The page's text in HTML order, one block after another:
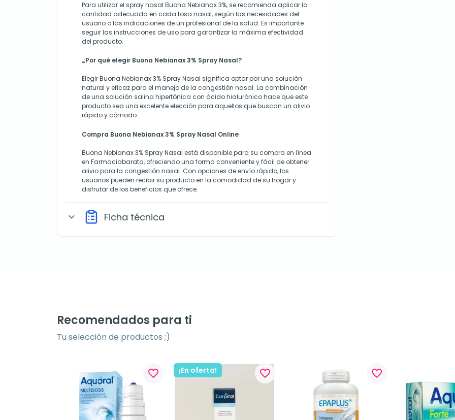
Para utilizar el spray nasal Buona Nebianax 3%, se recomienda aplicar la
cantidad adecuada en cada fosa nasal, según las necesidades del
usuario o las indicaciones de un profesional de la salud. Es importante
seguir las instrucciones de uso para garantizar la máxima efectividad
del producto.
¿Por qué elegir Buona Nebianax 3% Spray Nasal?
Elegir Buona Nebianax 3% Spray Nasal significa optar por una solución
natural y eficaz para el manejo de la congestión nasal. La combinación
de una solución salina hipertónica con ácido hialurónico hace que este
producto sea una excelente elección para aquellos que buscan un alivio
rápido y cómodo.
Compra Buona Nebianax 3% Spray Nasal Online
Buona Nebianax 3% Spray Nasal está disponible para su compra en línea
en Farmaciabarata, ofreciendo una forma conveniente y fácil de obtener
alivio para la congestión nasal. Con opciones de envío rápido, los
usuarios pueden recibir su producto en la comodidad de su hogar y
disfrutar de los beneficios que ofrece.
expand_more Ficha técnica
Recomendados para ti
Tu selección de productos ;)
favorite_border ¡En oferta! favorite_border favorite_border